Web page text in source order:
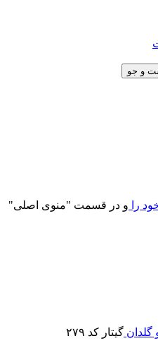
و جو
را و در قسمت "منوی اصلی"
گلدان گیتار کد ۲۷۹